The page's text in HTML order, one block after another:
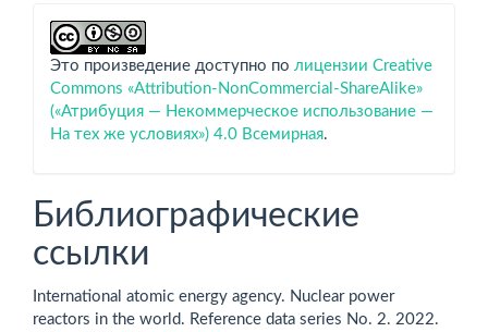
Это произведение доступно по лицензии Creative
Commons «Attribution-NonCommercial-ShareAlike»
(«Атрибуция — Некоммерческое использование —
На тех же условиях») 4.0 Всемирная.
Библиографические
ссылки
International atomic energy agency. Nuclear power
reactors in the world. Reference data series No. 2. 2022.